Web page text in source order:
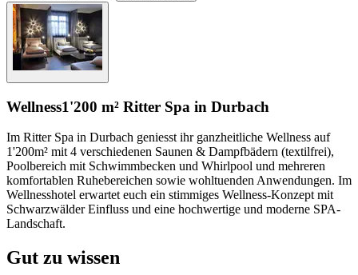
Wellness1'200 m² Ritter Spa in Durbach
Im Ritter Spa in Durbach geniesst ihr ganzheitliche Wellness auf
1'200m² mit 4 verschiedenen Saunen & Dampfbädern (textilfrei),
Poolbereich mit Schwimmbecken und Whirlpool und mehreren
komfortablen Ruhebereichen sowie wohltuenden Anwendungen. Im
Wellnesshotel erwartet euch ein stimmiges Wellness-Konzept mit
Schwarzwälder Einfluss und eine hochwertige und moderne SPA-
Landschaft.
Gut zu wissen